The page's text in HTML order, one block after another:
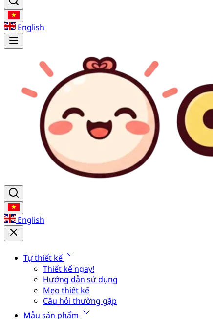
English
English
Tự thiết kế
Thiết kế ngay!
Hướng dẫn sử dụng
Mẹo thiết kế
Câu hỏi thường gặp
Mẫu sản phẩm